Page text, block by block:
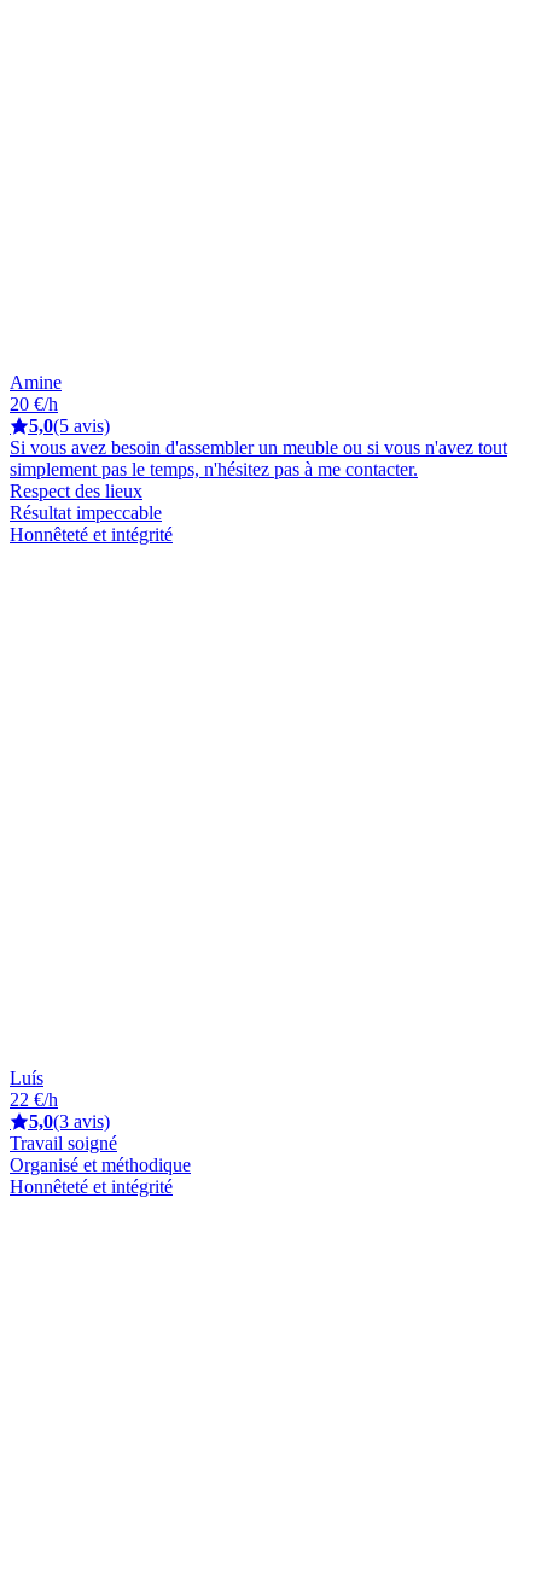
Amine
20 €/h
5,0(5 avis)
Si vous avez besoin d'assembler un meuble ou si vous n'avez tout
simplement pas le temps, n'hésitez pas à me contacter.
Respect des lieux
Résultat impeccable
Honnêteté et intégrité
Luís
22 €/h
5,0(3 avis)
Travail soigné
Organisé et méthodique
Honnêteté et intégrité